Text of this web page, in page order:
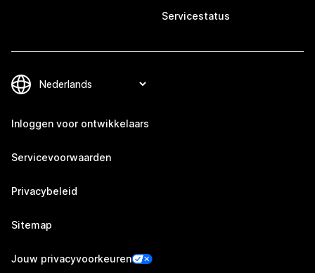
Servicestatus
Inloggen voor ontwikkelaars
Servicevoorwaarden
Privacybeleid
Sitemap
Jouw privacyvoorkeuren